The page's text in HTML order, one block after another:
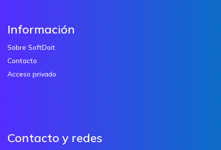
Información
Sobre SoftDoit
Contacto
Acceso privado
Contacto y redes